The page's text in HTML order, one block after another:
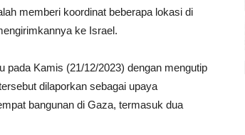
memberi koordinat beberapa lokasi di
ke Israel.
pada Kamis (21/12/2023) dengan mengutip
dilaporkan sebagai upaya
bangunan di Gaza, termasuk dua